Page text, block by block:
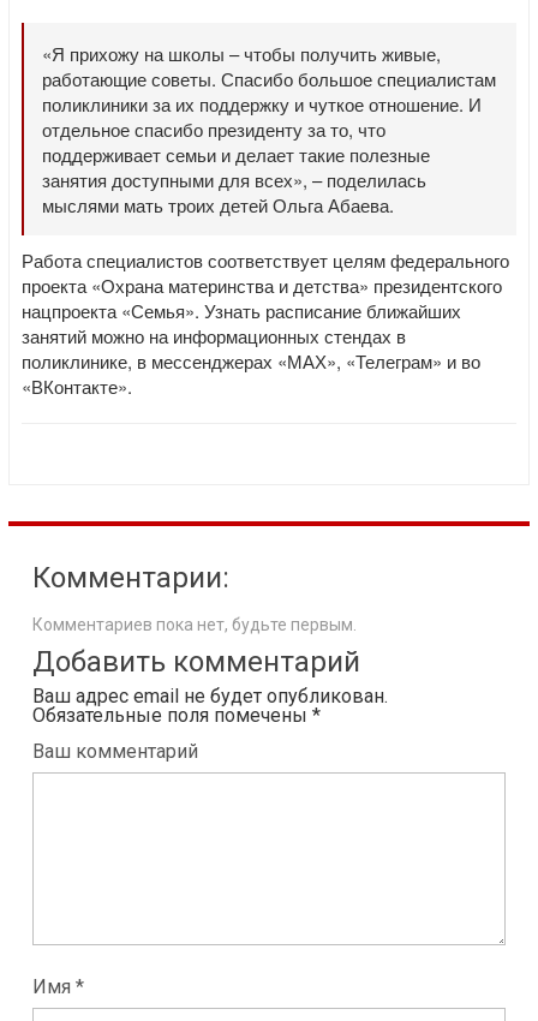
«Я прихожу на школы – чтобы получить живые,
работающие советы. Спасибо большое специалистам
поликлиники за их поддержку и чуткое отношение. И
отдельное спасибо президенту за то, что
поддерживает семьи и делает такие полезные
занятия доступными для всех», – поделилась
мыслями мать троих детей Ольга Абаева.
Работа специалистов соответствует целям федерального
проекта «Охрана материнства и детства» президентского
нацпроекта «Семья». Узнать расписание ближайших
занятий можно на информационных стендах в
поликлинике, в мессенджерах «МАХ», «Телеграм» и во
«ВКонтакте».
Комментарии:
Комментариев пока нет, будьте первым.
Добавить комментарий
Ваш адрес email не будет опубликован.
Обязательные поля помечены *
Ваш комментарий
Имя *